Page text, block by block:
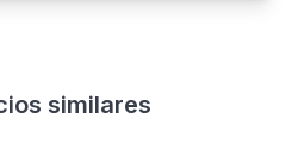
similares